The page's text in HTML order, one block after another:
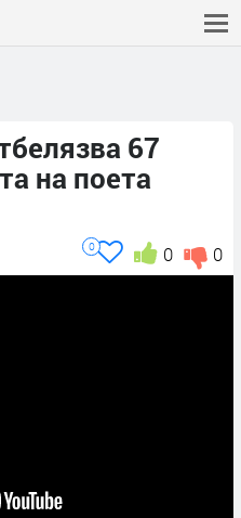
67
на поета
0
0
0